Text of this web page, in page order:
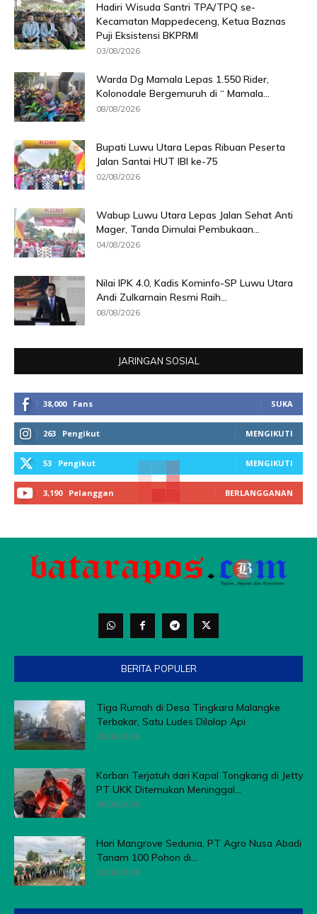
Hadiri Wisuda Santri TPA/TPQ se-
Kecamatan Mappedeceng, Ketua Baznas
Puji Eksistensi BKPRMI
03/08/2026
Warda Dg Mamala Lepas 1.550 Rider,
Kolonodale Bergemuruh di “ Mamala...
08/08/2026
Bupati Luwu Utara Lepas Ribuan Peserta
Jalan Santai HUT IBI ke-75
02/08/2026
Wabup Luwu Utara Lepas Jalan Sehat Anti
Mager, Tanda Dimulai Pembukaan...
04/08/2026
Nilai IPK 4.0, Kadis Kominfo-SP Luwu Utara
Andi Zulkarnain Resmi Raih...
08/08/2026
JARINGAN SOSIAL
38,000 Fans SUKA
263 Pengikut MENGIKUTI
53 Pengikut MENGIKUTI
3,190 Pelanggan BERLANGGANAN
BERITA POPULER
Tiga Rumah di Desa Tingkara Malangke
Terbakar, Satu Ludes Dilalap Api
05/08/2026
Korban Terjatuh dari Kapal Tongkang di Jetty
PT UKK Ditemukan Meninggal...
05/08/2026
Hari Mangrove Sedunia, PT Agro Nusa Abadi
Tanam 100 Pohon di...
03/08/2026